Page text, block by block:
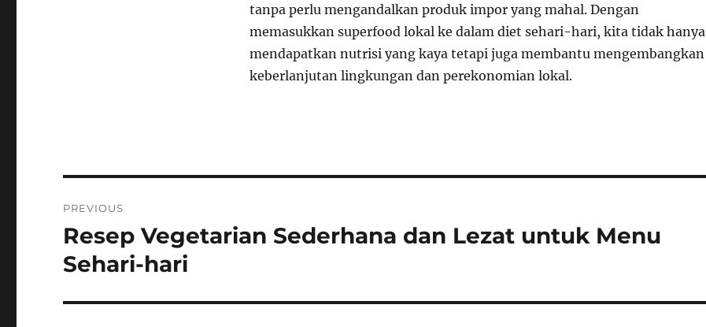
tanpa perlu mengandalkan produk impor yang mahal. Dengan
memasukkan superfood lokal ke dalam diet sehari-hari, kita tidak hanya
mendapatkan nutrisi yang kaya tetapi juga membantu mengembangkan
keberlanjutan lingkungan dan perekonomian lokal.
pos
PREVIOUS
Previous
post:
Resep Vegetarian Sederhana dan Lezat untuk Menu
Sehari-hari